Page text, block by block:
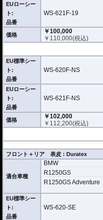
EUローシー
ト:
品番
WS-621F-19
価格
￥100,000
￥ 110,000(税込)
EU標準シー
ト:
品番
WS-620F-NS
EUローシー
ト:
品番
WS-621F-NS
価格
￥102,000
￥ 112,200(税込)
フロント＋リア 表皮 : Duratex
適合車種
BMW
R1250GS
R1250GS Adventure
EU標準シー
ト:
品番
WS-620-SE